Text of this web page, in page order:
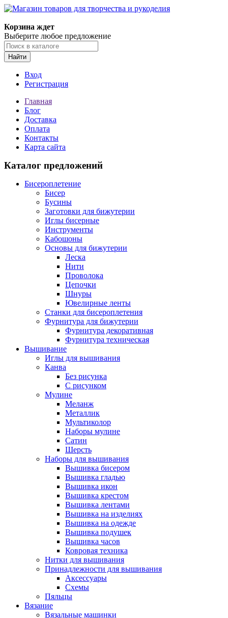
Корзина ждет
Выберите любое предложение
Найти
Вход
Регистрация
Главная
Блог
Доставка
Оплата
Контакты
Карта сайта
Каталог предложений
Бисероплетение
Бисер
Бусины
Заготовки для бижутерии
Иглы бисерные
Инструменты
Кабошоны
Основы для бижутерии
Леска
Нити
Проволока
Цепочки
Шнуры
Ювелирные ленты
Станки для бисероплетения
Фурнитура для бижутерии
Фурнитура декоративная
Фурнитура техническая
Вышивание
Иглы для вышивания
Канва
Без рисунка
С рисунком
Мулине
Меланж
Металлик
Мультиколор
Наборы мулине
Сатин
Шерсть
Наборы для вышивания
Вышивка бисером
Вышивка гладью
Вышивка икон
Вышивка крестом
Вышивка лентами
Вышивка на изделиях
Вышивка на одежде
Вышивка подушек
Вышивка часов
Ковровая техника
Нитки для вышивания
Принадлежности для вышивания
Аксессуары
Схемы
Пяльцы
Вязание
Вязальные машинки